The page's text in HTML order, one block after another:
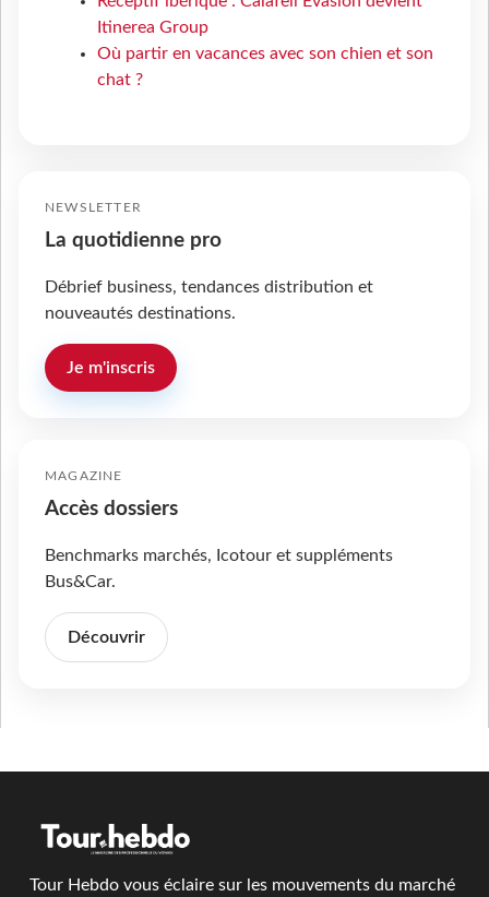
Itinerea Group
Où partir en vacances avec son chien et son
chat ?
NEWSLETTER
La quotidienne pro
Débrief business, tendances distribution et
nouveautés destinations.
Je m'inscris
MAGAZINE
Accès dossiers
Benchmarks marchés, Icotour et suppléments
Bus&Car.
Découvrir
Tour Hebdo vous éclaire sur les mouvements du marché